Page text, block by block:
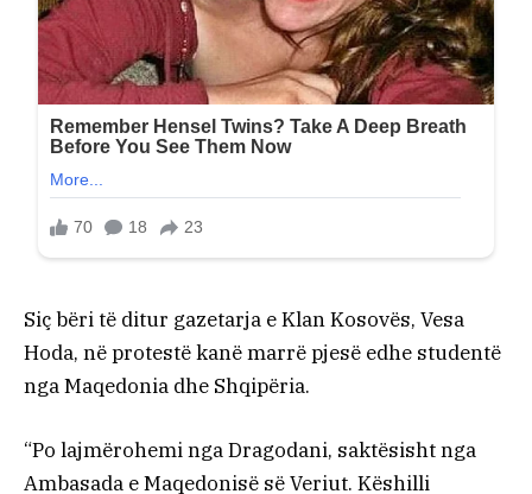
Siç bëri të ditur gazetarja e Klan Kosovës, Vesa
Hoda, në protestë kanë marrë pjesë edhe studentë
nga Maqedonia dhe Shqipëria.
“Po lajmërohemi nga Dragodani, saktësisht nga
Ambasada e Maqedonisë së Veriut. Këshilli